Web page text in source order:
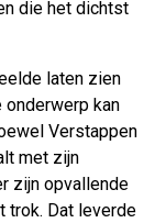
die het dichtst
laten zien
kan
Verstappen
met zijn
zijn opvallende
trok. Dat leverde